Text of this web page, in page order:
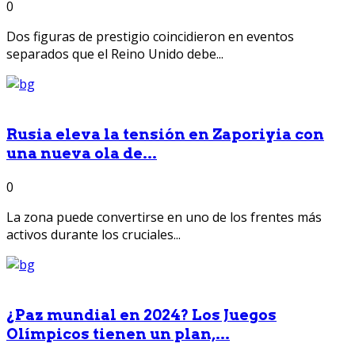
0
Dos figuras de prestigio coincidieron en eventos
separados que el Reino Unido debe...
Rusia eleva la tensión en Zaporiyia con
una nueva ola de...
0
La zona puede convertirse en uno de los frentes más
activos durante los cruciales...
¿Paz mundial en 2024? Los Juegos
Olímpicos tienen un plan,...